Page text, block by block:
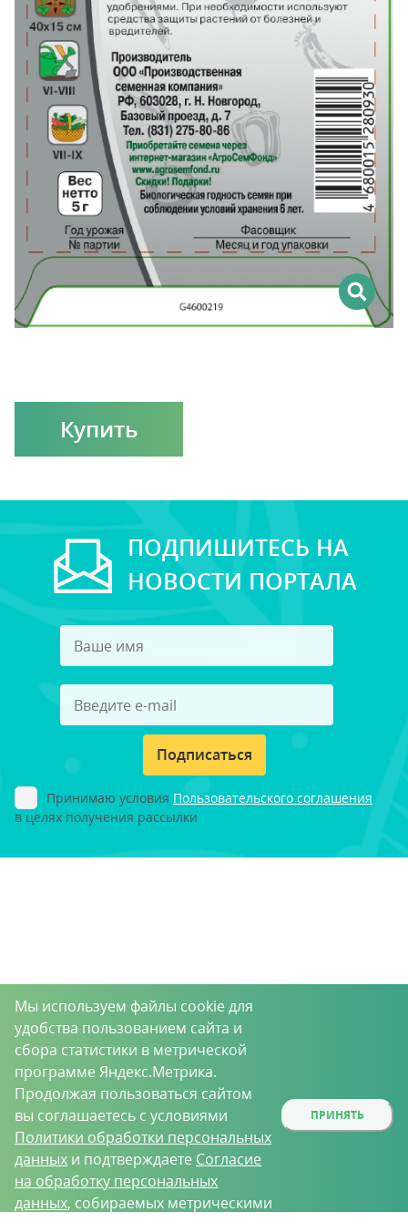
Купить
ПОДПИШИТЕСЬ НА
НОВОСТИ ПОРТАЛА
Подписаться
Принимаю условия Пользовательского соглашения
в целях получения рассылки
Мы используем файлы cookie для
удобства пользованием сайта и
сбора статистики в метрической
программе Яндекс.Метрика.
Продолжая пользоваться сайтом
вы соглашаетесь с условиями
Политики обработки персональных
данных и подтверждаете Согласие
на обработку персональных
данных, собираемых метрическими
ПРИНЯТЬ